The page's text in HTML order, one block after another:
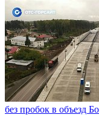
без пробок в объезд